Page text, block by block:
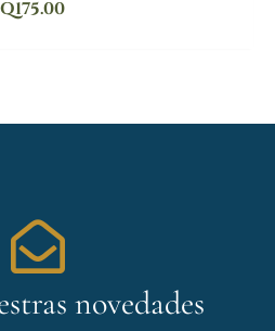
Q175.00
novedades